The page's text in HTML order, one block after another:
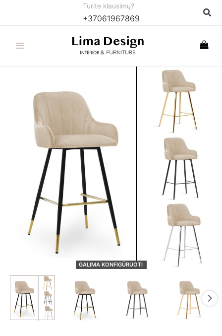
Turite klausimų?
+37061967869
GALIMA KONFIGŪRUOTI